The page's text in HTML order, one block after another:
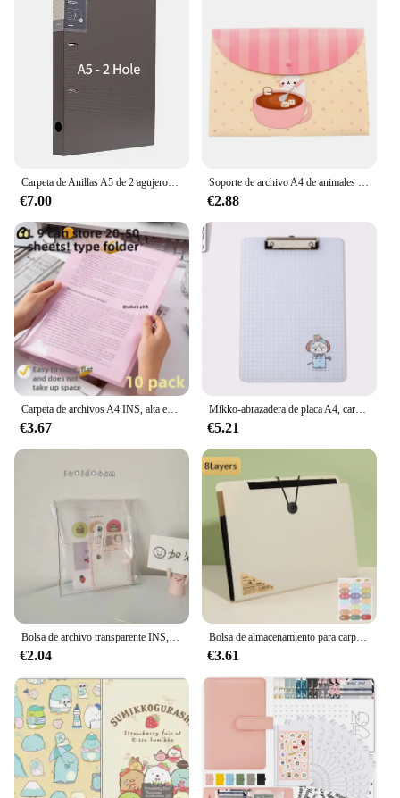
€7.00 €2.88
Carpeta de archivos A4 INS, alta estética, gruesa, en forma de L, gran capacidad, boca abierta, Clip de papel de prueba en forma de U, Clip de almacenamiento para estudiantes
€3.67
Mikko-abrazadera de placa A4, carpeta Kawai de dibujos animados para estudiantes, almohadilla de escritura original para oficina, accesorio de dibujo para niños, regalo de papelería escolar
€5.21
Bolsa de archivo transparente INS, sobres de plástico A4, bolsa de archivo de bolsillo para oficina, escuela, bolsa de almacenamiento transparente B5
€2.04
Bolsa de almacenamiento para carpetas de archivos A4, 8/13 capas, papel de prueba, herramienta de escritorio, papelería escolar, suministros de oficina
€3.61